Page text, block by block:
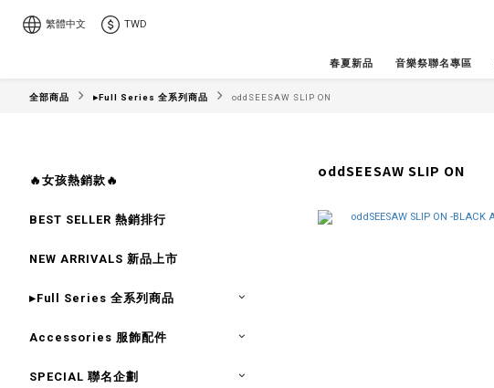
繁體中文 TWD
春夏新品 音樂祭聯名專區
全部商品 ▸Full Series 全系列商品 oddSEESAW SLIP ON
🔥女孩熱銷款🔥
BEST SELLER 熱銷排行
NEW ARRIVALS 新品上市
▸Full Series 全系列商品
Accessories 服飾配件
SPECIAL 聯名企劃
oddSEESAW SLIP ON